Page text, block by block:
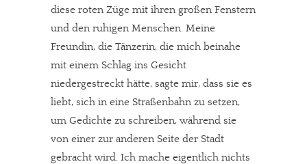
diese roten Züge mit ihren großen Fenstern
und den ruhigen Menschen. Meine
Freundin, die Tänzerin, die mich beinahe
mit einem Schlag ins Gesicht
niedergestreckt hätte, sagte mir, dass sie es
liebt, sich in eine Straßenbahn zu setzen,
um Gedichte zu schreiben, während sie
von einer zur anderen Seite der Stadt
gebracht wird. Ich mache eigentlich nichts